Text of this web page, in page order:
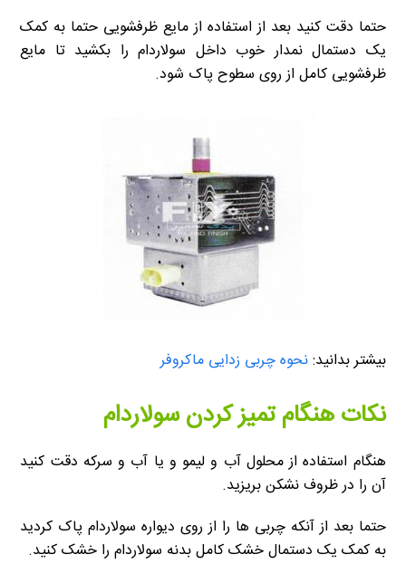
حتما دقت کنید بعد از استفاده از مایع ظرفشویی حتما به کمک
یک دستمال نمدار خوب داخل سولاردام را بکشید تا مایع
ظرفشویی کامل از روی سطوح پاک شود.
بیشتر بدانید:نحوه چربی زدایی ماکروفر
نکات هنگام تمیز کردن سولاردام
هنگام استفاده از محلول آب و لیمو و یا آب و سرکه دقت کنید
آن را در ظروف نشکن بریزید.
حتما بعد از آنکه چربی ها را از روی دیواره سولاردام پاک کردید
به کمک یک دستمال خشک کامل بدنه سولاردام را خشک کنید.